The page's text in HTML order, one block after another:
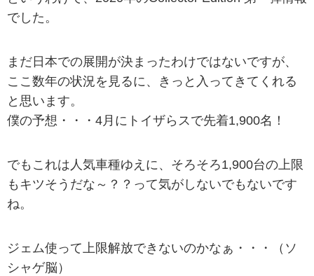
でした。
まだ日本での展開が決まったわけではないですが、
ここ数年の状況を見るに、きっと入ってきてくれる
と思います。
僕の予想・・・4月にトイザらスで先着1,900名！
でもこれは人気車種ゆえに、そろそろ1,900台の上限
もキツそうだな～？？って気がしないでもないです
ね。
ジェム使って上限解放できないのかなぁ・・・（ソ
シャゲ脳）